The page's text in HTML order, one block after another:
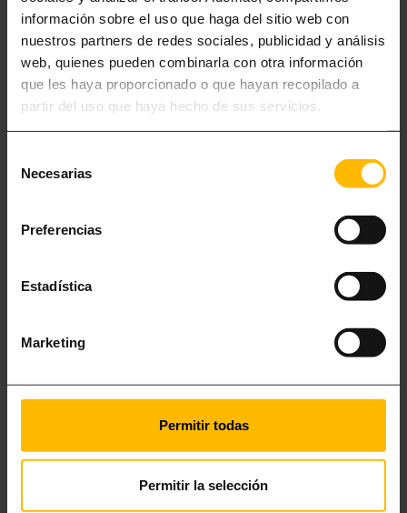
información sobre el uso que haga del sitio web con
nuestros partners de redes sociales, publicidad y análisis
web, quienes pueden combinarla con otra información
que les haya proporcionado o que hayan recopilado a
partir del uso que haya hecho de sus servicios.
Necesarias
Preferencias
Estadística
Marketing
Permitir todas
Permitir la selección
Taula amb cadires
Neteja setmanal
Rentavaixelles
Rentadora-Assecadora
Bullidora
Forn
Bressol (sota petició)
Càpsules de cafè
Cuina equipada
Llit de matrimoni
Caixa forta
80-102 m²
Reserva ara!